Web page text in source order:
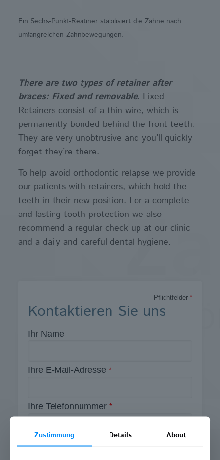
Ein Sechs-Punkt-Reatiner stabilisiert die Zähne nach
umfangreichen Zahnbewegungen.
There are two types of retainer after
braces: Fixed and removable. Fixed
Retainers consist of a thin wire, which is
permanently bonded behind the front teeth.
They are very unobtrusive and you’ll quickly
forget they’re there.
To help avoid orthodontic relapse we provide
our patients with retainers, which hold the
teeth in their new position. For a complete
and lasting tooth protection we also
recommend a regular check up at our clinic
and a daily and careful dental hygiene.
Pflichtfelder*
Kontaktieren Sie uns
Ihr Name
Ihre E-Mail-Adresse *
Ihre Telefonnummer *
Ihre Nachricht
Zustimmung Details About